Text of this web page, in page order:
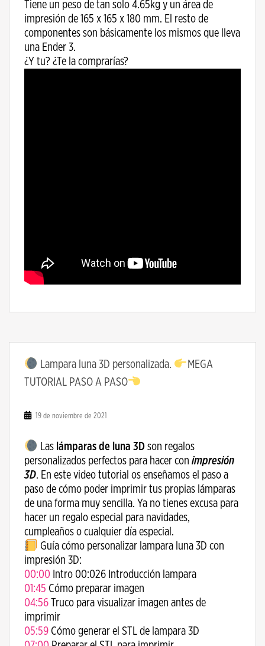
Tiene un peso de tan solo 4.65kg y un área de
impresión de 165 x 165 x 180 mm. El resto de
componentes son básicamente los mismos que lleva
una Ender 3.
¿Y tu? ¿Te la comprarías?
Lampara luna 3D personalizada.
MEGA
TUTORIAL PASO A PASO
19 de noviembre de 2021
Las lámparas de luna 3Dson regalos
personalizados perfectos para hacer con impresión
3D. En este video tutorial os enseñamos el paso a
paso de cómo poder imprimir tus propias lámparas
de una forma muy sencilla. Ya no tienes excusa para
hacer un regalo especial para navidades,
cumpleaños o cualquier día especial.
Guía cómo personalizar lampara luna 3D con
impresión 3D:
00:00 Intro 00:026 Introducción lampara
01:45 Cómo preparar imagen
04:56 Truco para visualizar imagen antes de
imprimir
05:59 Cómo generar el STL de lampara 3D